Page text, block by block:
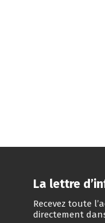
La lettre
Recevez toute
directement